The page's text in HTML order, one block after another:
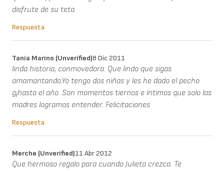
disfrute de su teta.
Respuesta
Tania Marino (unverified)8 Dic 2011
linda historia, conmovedora. Que lindo que sigas
amamantando.Yo tengo dos niñas y les he dado el pecho
g¡hasta el año. Son momentos tiernos e íntimos que solo las
madres logramos entender. Felicitaciones
Respuesta
Merche (unverified)11 Abr 2012
Que hermoso regalo para cuando Julieta crezca. Te